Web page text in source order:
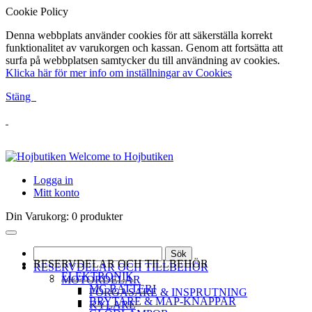
Cookie Policy
Denna webbplats använder cookies för att säkerställa korrekt
funktionalitet av varukorgen och kassan. Genom att fortsätta att
surfa på webbplatsen samtycker du till användning av cookies.
Klicka här för mer info om inställningar av Cookies
Stäng
Welcome to Hojbutiken
Logga in
Mitt konto
Din Varukorg: 0 produkter
Sök
RESERVDELAR OCH TILLBEHÖR
MOTORDELAR
FÖRGASARE & INSPRUTNING
KYLARE
RESERVDELAR OCH TILLBEHÖR
ELEKTRONIK
MC BATTERI
BRYTARE & MAP-KNAPPAR